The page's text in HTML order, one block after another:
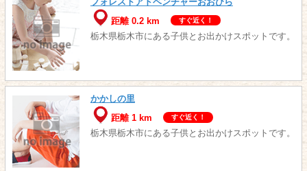
距離 0.2 km
すぐ近く！
栃木県栃木市にある子供とお出かけスポットです。
かかしの里
距離 1 km
すぐ近く！
栃木県栃木市にある子供とお出かけスポットです。